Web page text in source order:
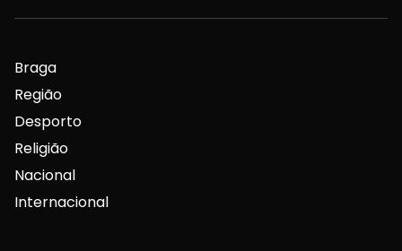
Braga
Região
Desporto
Religião
Nacional
Internacional